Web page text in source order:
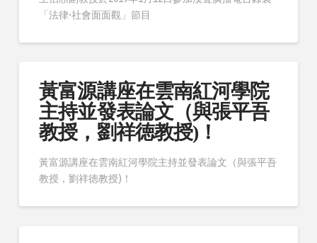
「法律•社會面面觀」節目
黃富源講座在雲南紅河學院
主持並發表論文（與張平吾
教授，劉祥徳教授)！
黃富源講座在雲南紅河學院主持並發表論文（與張平吾
教授，劉祥徳教授)！